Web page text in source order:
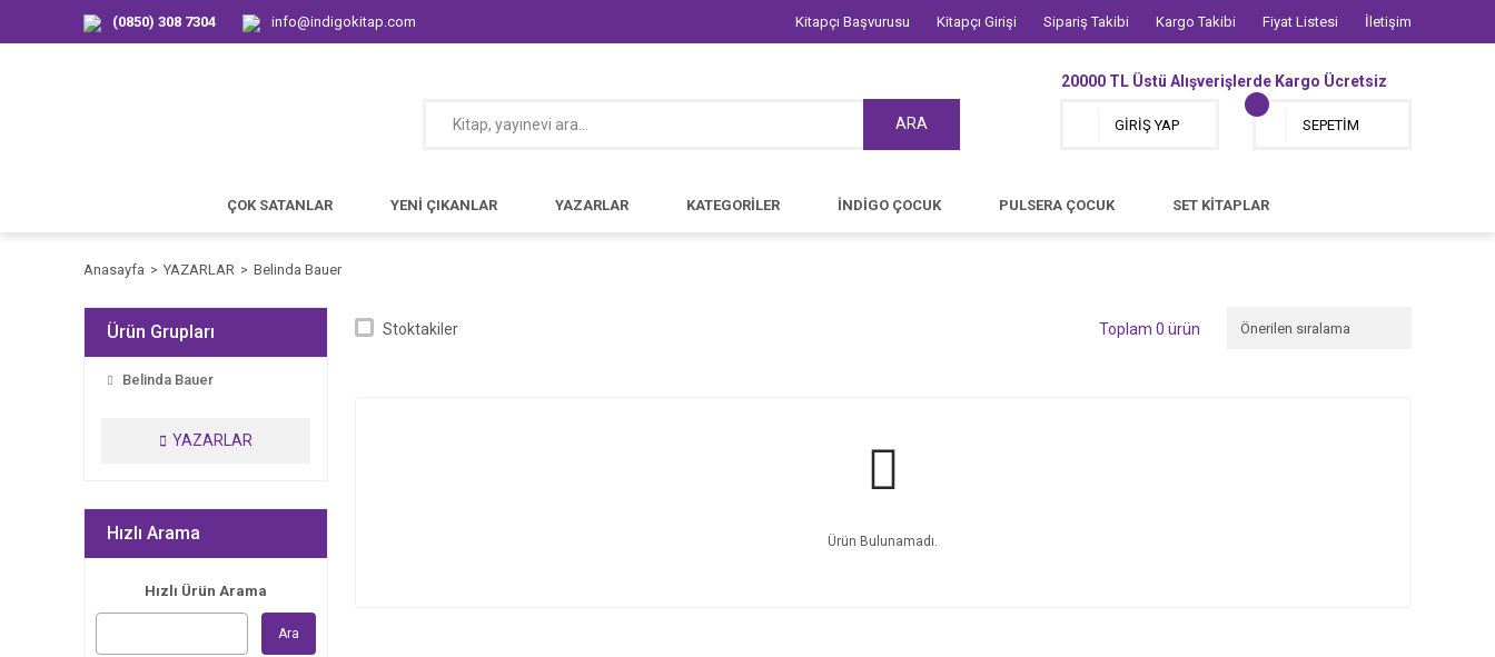
(0850) 308 7304 info@indigokitap.com Kitapçı Başvurusu Kitapçı Girişi Sipariş Takibi Kargo Takibi Fiyat Listesi İletişim
ARA
20000 TL Üstü Alışverişlerde Kargo Ücretsiz
GİRİŞ YAP SEPETİM
ÇOK SATANLAR YENİ ÇIKANLAR YAZARLAR KATEGORİLER İNDİGO ÇOCUK PULSERA ÇOCUK SET KİTAPLAR
Anasayfa YAZARLAR Belinda Bauer
Ürün Grupları
Belinda Bauer
YAZARLAR
Hızlı Arama
Hızlı Ürün Arama
Ara
Stoktakiler Toplam 0 ürün
Ürün Bulunamadı.